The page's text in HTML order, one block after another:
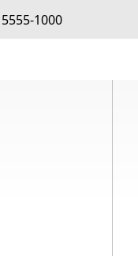
5555-1000